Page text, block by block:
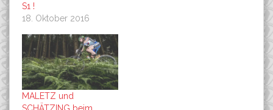
S1 !
18. Oktober 2016
MALETZ und
SCHÄTZING beim